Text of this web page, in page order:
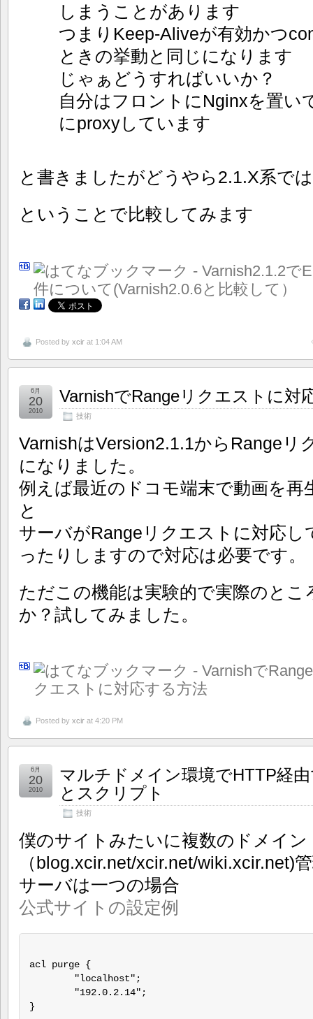
しまうことがあります
つまりKeep-Aliveが有効かつ
ときの挙動と同じになります
じゃぁどうすればいいか？
自分はフロントにNginxを置い
にproxyしています
と書きましたがどうやら2.1.X系で
ということで比較してみます
Posted by xcir at 1:04 AM
VarnishでRangeリクエストに対
技術
6月
20
2010
VarnishはVersion2.1.1からRangeリ
になりました。
例えば最近のドコモ端末で動画を再
と
サーバがRangeリクエストに対応し
ったりしますので対応は必要です。
ただこの機能は実験的で実際のと
か？試してみました。
Posted by xcir at 4:20 PM
マルチドメイン環境でHTTP経
とスクリプト
技術
6月
20
2010
僕のサイトみたいに複数のドメイン
（blog.xcir.net/xcir.net/wiki.xcir.net)
サーバは一つの場合
公式サイトの設定例
acl purge {
        "localhost";
        "192.0.2.14";
}